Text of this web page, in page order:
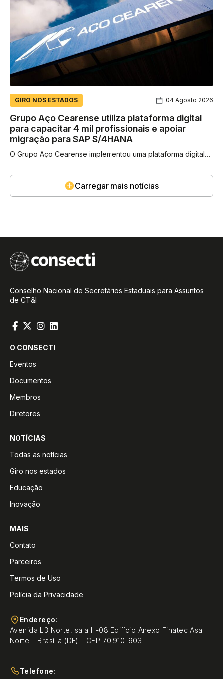
GIRO NOS ESTADOS 04 Agosto 2026
Grupo Aço Cearense utiliza plataforma digital
para capacitar 4 mil profissionais e apoiar
migração para SAP S/4HANA
O Grupo Aço Cearense implementou uma plataforma digital
seus colaboradores e...
Carregar mais notícias
Conselho Nacional de Secretários Estaduais para Assuntos
de CT&I
O CONSECTI
Eventos
Documentos
Membros
Diretores
NOTÍCIAS
Todas as notícias
Giro nos estados
Educação
Inovação
MAIS
Contato
Parceiros
Termos de Uso
Polícia da Privacidade
Endereço:
Avenida L3 Norte, sala H-08 Edifício Anexo Finatec Asa
Norte – Brasília (DF) - CEP 70.910-903
Telefone: